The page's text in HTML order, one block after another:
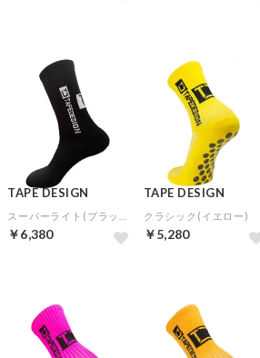
TAPE DESIGN
￥6,380
TAPE DESIGN
クラシック(イエロー)
￥5,280